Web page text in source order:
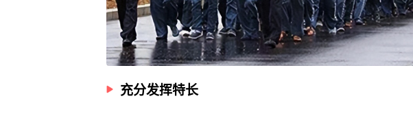
充分发挥特长